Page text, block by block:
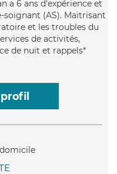
a 6 ans d'expérience et
soignant (AS). Maitrisant
et les troubles du
de activités,
de nuit et rappels*